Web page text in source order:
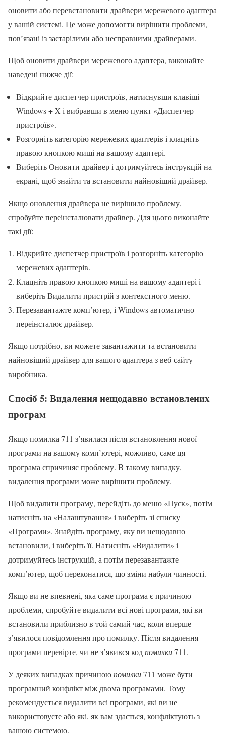
оновити або перевстановити драйвери мережевого адаптера
у вашій системі. Це може допомогти вирішити проблеми,
пов’язані із застарілими або несправними драйверами.
Щоб оновити драйвери мережевого адаптера, виконайте
наведені нижче дії:
Відкрийте диспетчер пристроїв, натиснувши клавіші
Windows + X і вибравши в меню пункт «Диспетчер
пристроїв».
Розгорніть категорію мережевих адаптерів і клацніть
правою кнопкою миші на вашому адаптері.
Виберіть Оновити драйвер і дотримуйтесь інструкцій на
екрані, щоб знайти та встановити найновіший драйвер.
Якщо оновлення драйвера не вирішило проблему,
спробуйте переінсталювати драйвер. Для цього виконайте
такі дії:
Відкрийте диспетчер пристроїв і розгорніть категорію
мережевих адаптерів.
Клацніть правою кнопкою миші на вашому адаптері і
виберіть Видалити пристрій з контекстного меню.
Перезавантажте комп’ютер, і Windows автоматично
переінсталює драйвер.
Якщо потрібно, ви можете завантажити та встановити
найновіший драйвер для вашого адаптера з веб-сайту
виробника.
Спосіб 5: Видалення нещодавно встановлених
програм
Якщо помилка 711 з’явилася після встановлення нової
програми на вашому комп’ютері, можливо, саме ця
програма спричиняє проблему. В такому випадку,
видалення програми може вирішити проблему.
Щоб видалити програму, перейдіть до меню «Пуск», потім
натисніть на «Налаштування» і виберіть зі списку
«Програми». Знайдіть програму, яку ви нещодавно
встановили, і виберіть її. Натисніть «Видалити» і
дотримуйтесь інструкцій, а потім перезавантажте
комп’ютер, щоб переконатися, що зміни набули чинності.
Якщо ви не впевнені, яка саме програма є причиною
проблеми, спробуйте видалити всі нові програми, які ви
встановили приблизно в той самий час, коли вперше
з’явилося повідомлення про помилку. Після видалення
програми перевірте, чи не з’явився кодпомилки711.
У деяких випадках причиноюпомилки711 може бути
програмний конфлікт між двома програмами. Тому
рекомендується видалити всі програми, які ви не
використовуєте або які, як вам здається, конфліктують з
вашою системою.